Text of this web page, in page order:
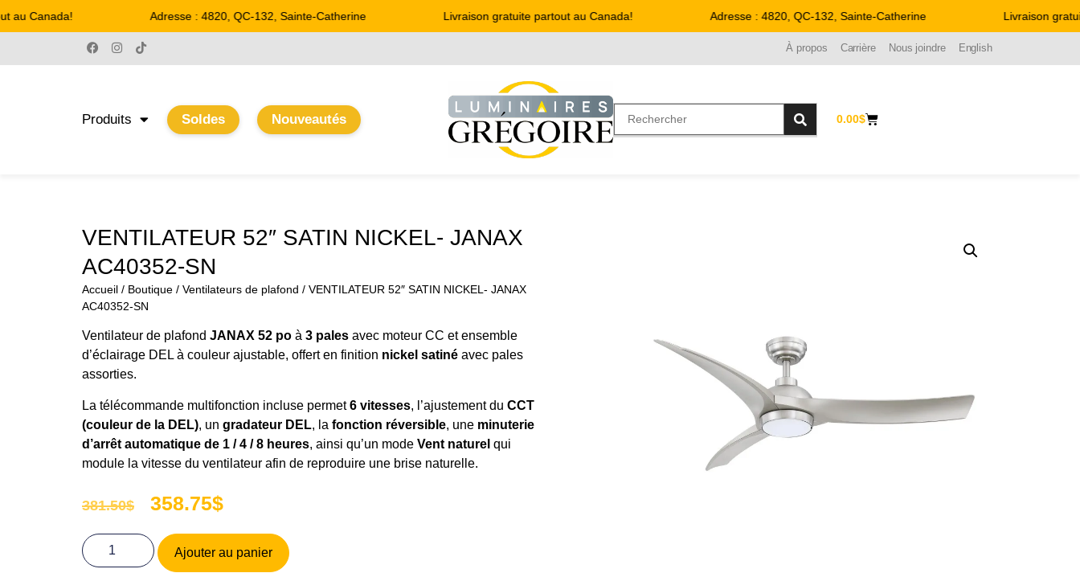
Canada! Adresse : 4820, QC-132, Sainte-Catherine Livraison gratuite partout au Canada! Adresse : 4820, QC-132, Sainte-Catherine Livraison
À propos Carrière Nous joindre English
Produits Soldes Nouveautés 0.00$
VENTILATEUR 52″ SATIN NICKEL- JANAX
AC40352-SN
Accueil / Boutique / Ventilateurs de plafond / VENTILATEUR 52″ SATIN NICKEL- JANAX
AC40352-SN
Ventilateur de plafond JANAX 52 po à 3 pales avec moteur CC et ensemble
d’éclairage DEL à couleur ajustable, offert en finition nickel satiné avec pales
assorties.
La télécommande multifonction incluse permet6 vitesses, l’ajustement du CCT
(couleur de la DEL), un gradateur DEL, la fonction réversible, une minuterie
d’arrêt automatique de 1 / 4 / 8 heures, ainsi qu’un mode Vent naturel qui
module la vitesse du ventilateur afin de reproduire une brise naturelle.
381.50$ 358.75$
Ajouter au panier